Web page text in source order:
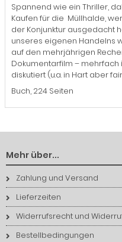
Spannend wie ein Thriller,
Kaufen für die Müllhalde,
der Konjunktur ausgedacht
unseres eigenen Handelns
auf den mehrjährigen
Dokumentarfilm – mehrfach
diskutiert (u.a. in Hart aber
Buch, 224 Seiten
Mehr über...
Zahlung und Versand
Lieferzeiten
Widerrufsrecht und
Bestellbedingungen